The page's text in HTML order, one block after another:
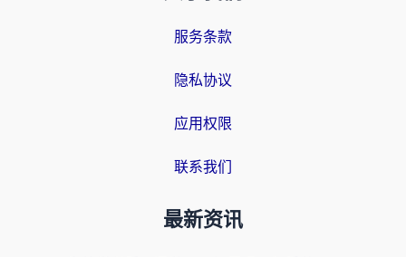
服务条款
隐私协议
应用权限
联系我们
最新资讯